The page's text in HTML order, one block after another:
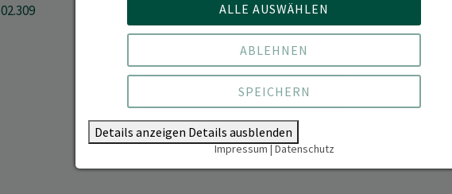
02.309 ALLE AUSWÄHLEN
ABLEHNEN
SPEICHERN
Details anzeigen Details ausblenden
Impressum|Datenschutz